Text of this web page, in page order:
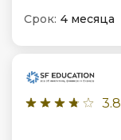
Срок: 4 месяца
3.8